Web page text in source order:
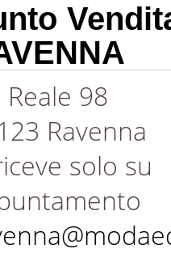
Reale 98
Ravenna
solo su